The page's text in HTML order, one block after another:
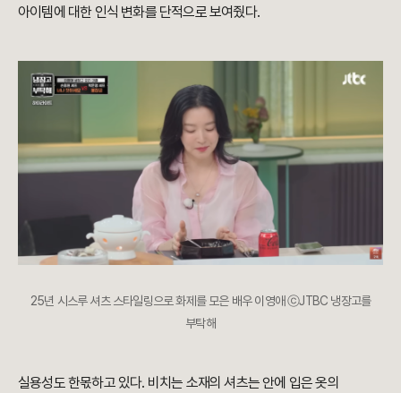
아이템에 대한 인식 변화를 단적으로 보여줬다.
25년 시스루 셔츠 스타일링으로 화제를 모은 배우 이영애 ⓒJTBC 냉장고를
부탁해
실용성도 한몫하고 있다. 비치는 소재의 셔츠는 안에 입은 옷의